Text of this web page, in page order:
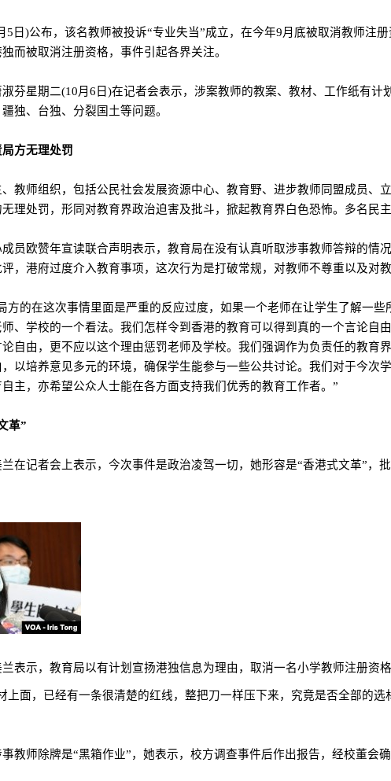
5 日 )公布，该名教师被投诉“专业失当”成立，在今年9月底被取消教师注
而被取消注册资格，事件引起各界关注。
芬星期二(10月 6 日 )在记者会表示，涉案教师的教案、教材、工作纸有计
独、台独、分裂国土等问题。
方无理处罚
教师组织，包括公民社会发展资源中心、教育野、进步教师同盟成员、
理处罚，形同对教育界政治迫害及批斗，掀起教育界白色恐怖。多名民
员欧赞年宣读联合声明表示，教育局在没有认真听取涉事教师答辩的
，港府过度介入教育事项，这次行为是打破常规，对教师不尊重以及对
方的在这次事情里面是严重的反应过度，如果一个老师在让学生了解一
、学校的一个看法。我们怎样令到香港的教育可以得到真的一个言论自
自由，更不应以这个理由惩罚老师及学校。我们强调作为负责任的教
以培养意见多元的环境，确保学生能参与一些公共讨论。我们对于今
主，亦希望公众人士能在各方面支持我们优秀的教育工作者。”
革”
在记者会上表示，今次事件是政治凌驾一切，她形容是“香港式文革”
表示，教育局以有计划宣扬港独信息为理由，取消一名小学教师注册资
上面，已经有一条很清楚的红线，整把刀一样压下来，究竟是否全部的选
教师除牌是“黑箱作业”，她表示，校方调查事件后作出报告，经校董